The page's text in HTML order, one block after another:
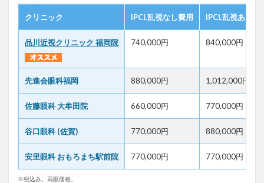
クリニック IPCL乱視なし費用 IPCL乱視あり費
品川近視クリニック 福岡院 740,000円 840,000円
先進会眼科福岡 880,000円 1,012,000円
佐藤眼科 大牟田院 660,000円 770,000円
谷口眼科 (佐賀) 770,000円 880,000円
安里眼科 おもろまち駅前院 770,000円 770,000円
※税込み、両眼価格。